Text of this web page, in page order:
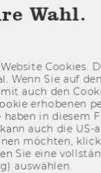
Wahl.
Wenn Sie auf
auch den
er­ho­be­nen
haben in
auch die
möch­ten,
Sie eine
aus­wäh­len.